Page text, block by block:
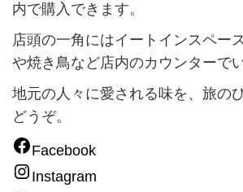
内で購入できます。
店頭の一角にはイートインスペー
や焼き鳥など店内のカウンターで
地元の人々に愛される味を、旅の
どうぞ。
Facebook
Instagram